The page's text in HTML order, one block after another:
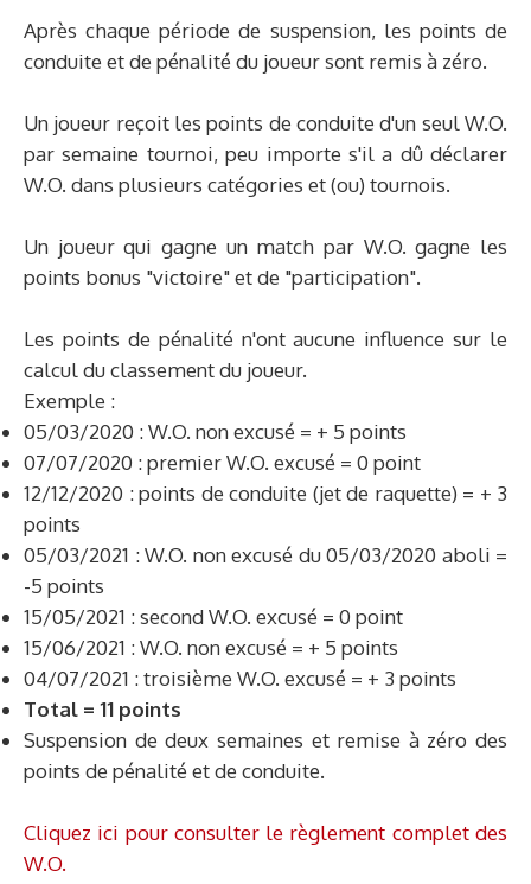
Après chaque période de suspension, les points de
conduite et de pénalité du joueur sont remis à zéro.
Un joueur reçoit les points de conduite d'un seul W.O.
par semaine tournoi, peu importe s'il a dû déclarer
W.O. dans plusieurs catégories et (ou) tournois.
Un joueur qui gagne un match par W.O. gagne les
points bonus "victoire" et de "participation".
Les points de pénalité n'ont aucune influence sur le
calcul du classement du joueur.
Exemple :
05/03/2020 : W.O. non excusé = + 5 points
07/07/2020 : premier W.O. excusé = 0 point
12/12/2020 : points de conduite (jet de raquette) = + 3
points
05/03/2021 : W.O. non excusé du 05/03/2020 aboli =
-5 points
15/05/2021 : second W.O. excusé = 0 point
15/06/2021 : W.O. non excusé = + 5 points
04/07/2021 : troisième W.O. excusé = + 3 points
Total = 11 points
Suspension de deux semaines et remise à zéro des
points de pénalité et de conduite.
Cliquez ici pour consulter le règlement complet des
W.O.